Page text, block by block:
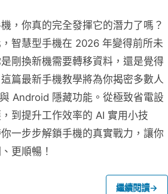
，你真的完全發揮它的潛力了嗎？
智慧型手機在 2026 年變得前所未
剛換新機需要轉移資料，還是覺得
篇最新手機教學將為你揭密多數人
Android 隱藏功能。從極致省電設
到提升工作效率的 AI 實用小技
一步步解鎖手機的真實戰力，讓你
更順暢！
繼續閱讀→